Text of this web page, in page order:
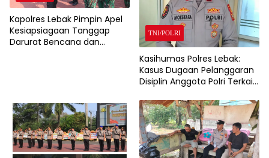
Kapolres Lebak Pimpin Apel
Kesiapsiagaan Tanggap
Darurat Bencana dan
TNI/POLRI
Kasihumas Polres Lebak:
Kasus Dugaan Pelanggaran
Disiplin Anggota Polri Terkait
Propam Polda Banten